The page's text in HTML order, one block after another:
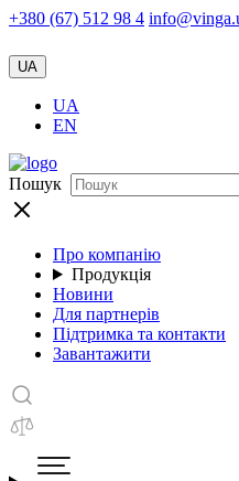
+380 (67) 512 98 4
UA
UA
EN
Пошук
Про компанію
Продукція
Новини
Для партнерів
Підтримка та контакти
Завантажити